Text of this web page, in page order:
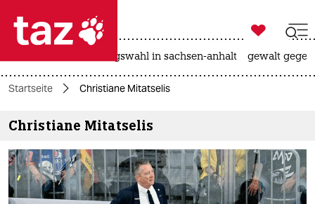
 taz zahl ich
taz zahl ich
themen
politik
öko

taz zahl ich
landtagswahl in sachsen-anhalt gewalt
Startseite Christiane Mitatselis
Christiane Mitatselis